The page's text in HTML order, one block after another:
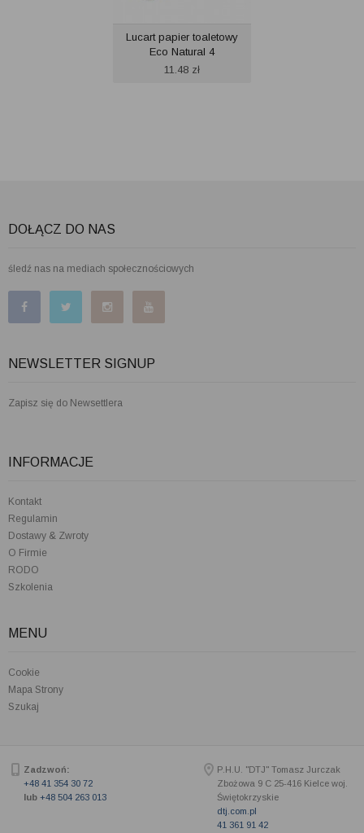
Lucart papier toaletowy
Eco Natural 4
11.48 zł
DOŁĄCZ DO NAS
śledź nas na mediach społecznościowych
NEWSLETTER SIGNUP
Zapisz się do Newsettlera
INFORMACJE
Kontakt
Regulamin
Dostawy & Zwroty
O Firmie
RODO
Szkolenia
MENU
Cookie
Mapa Strony
Szukaj
Zadzwoń:
+48 41 354 30 72
lub +48 504 263 013
P.H.U. "DTJ" Tomasz Jurczak
Zbożowa 9 C 25-416 Kielce woj.
Świętokrzyskie
dtj.com.pl
41 361 91 42